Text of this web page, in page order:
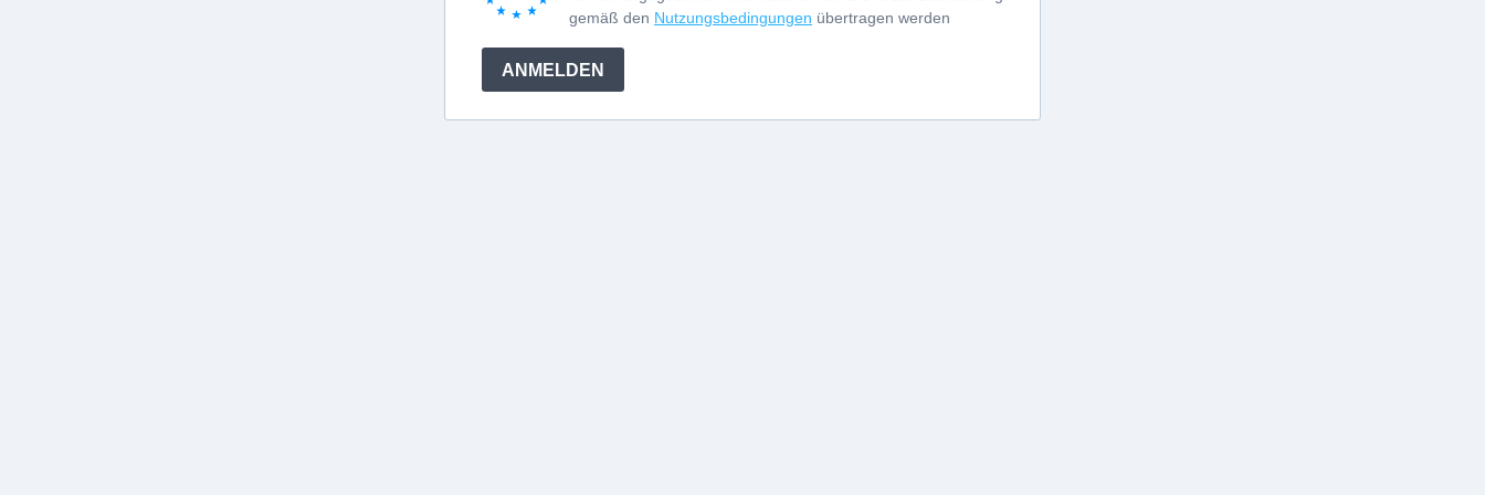
gemäß den Nutzungsbedingungen übertragen werden
ANMELDEN